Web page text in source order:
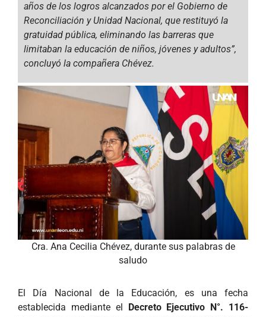
años de los logros alcanzados por el Gobierno de
Reconciliación y Unidad Nacional, que restituyó la
gratuidad pública, eliminando las barreras que
limitaban la educación de niños, jóvenes y adultos”,
concluyó la compañera Chévez.
Cra. Ana Cecilia Chévez, durante sus palabras de
saludo
El Día Nacional de la Educación, es una fecha
establecida mediante el Decreto Ejecutivo N°. 116-